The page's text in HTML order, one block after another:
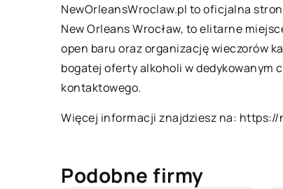
NewOrleansWroclaw.pl to oficjalna
New Orleans Wrocław, to elitarne
open baru oraz organizację wieczorów
bogatej oferty alkoholi w dedykowanym
kontaktowego.
Więcej informacji znajdziesz na: https://
Podobne firmy